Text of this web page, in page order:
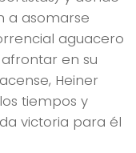
a asomarse
aguacero
en su
Heiner
tiempos y
victoria para él